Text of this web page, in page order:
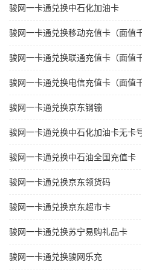
骏网一卡通兑换中石化加油卡
骏网一卡通兑换移动充值卡（面值
骏网一卡通兑换联通充值卡（面值
骏网一卡通兑换电信充值卡（面值
骏网一卡通兑换京东钢镚
骏网一卡通兑换中石化加油卡无卡
骏网一卡通兑换中石油全国充值卡
骏网一卡通兑换京东领货码
骏网一卡通兑换京东超市卡
骏网一卡通兑换苏宁易购礼品卡
骏网一卡通兑换骏网乐充